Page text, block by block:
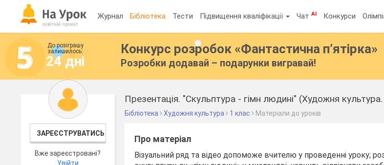
Журнал Бібліотека Тести Підвищення кваліфікації ЧатAI Конкурси
До розіграшу
залишилось:
24 дні
Конкурс розробок «Фантастична п’ятірка»
Розробки додавай – подарунки вигравай!
ЗАРЕЄСТРУВАТИСЬ
Вже зареєстровані?
Увійти
Презентація. "Скульптура - гімн людині" (Художня
Бібліотека Художня культура 1 клас Матеріали до уроків
Про матеріал
Візуальний ряд та відео допоможе вчителю у проведенні уроку;